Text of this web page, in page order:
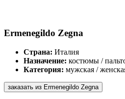
Ermenegildo Zegna
Страна: Италия
Назначение: костюмы /
Категория: мужская /
заказать из Ermenegildo Zegna